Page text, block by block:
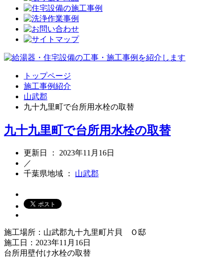
トップページ
施工事例紹介
山武郡
九十九里町で台所用水栓の取替
九十九里町で台所用水栓の取替
更新日 ： 2023年11月16日
／
千葉県地域 ： 山武郡
施工場所：山武郡九十九里町片貝 Ｏ邸
施工日：2023年11月16日
台所用壁付け水栓の取替